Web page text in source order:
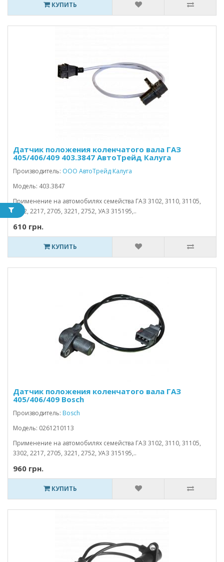
КУПИТЬ
Датчик положения коленчатого вала ГАЗ
405/406/409 403.3847 АвтоТрейд Калуга
Производитель: ООО АвтоТрейд Калуга
Модель: 403.3847
Применение на автомобилях семейства ГАЗ 3102, 3110, 31105,
3302, 2217, 2705, 3221, 2752, УАЗ 315195,..
610 грн.
КУПИТЬ
Датчик положения коленчатого вала ГАЗ
405/406/409 Bosch
Производитель: Bosch
Модель: 0261210113
Применение на автомобилях семейства ГАЗ 3102, 3110, 31105,
3302, 2217, 2705, 3221, 2752, УАЗ 315195,..
960 грн.
КУПИТЬ